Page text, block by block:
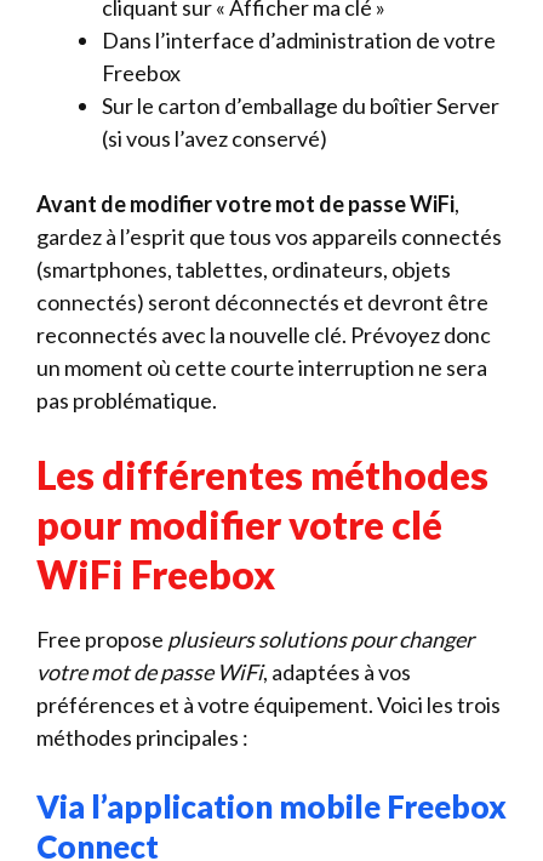
cliquant sur « Afficher ma clé »
Dans l’interface d’administration de votre
Freebox
Sur le carton d’emballage du boîtier Server
(si vous l’avez conservé)
Avant de modifier votre mot de passe WiFi,
gardez à l’esprit que tous vos appareils connectés
(smartphones, tablettes, ordinateurs, objets
connectés) seront déconnectés et devront être
reconnectés avec la nouvelle clé. Prévoyez donc
un moment où cette courte interruption ne sera
pas problématique.
Les différentes méthodes
pour modifier votre clé
WiFi Freebox
Free propose plusieurs solutions pour changer
votre mot de passe WiFi, adaptées à vos
préférences et à votre équipement. Voici les trois
méthodes principales :
Via l’application mobile Freebox
Connect